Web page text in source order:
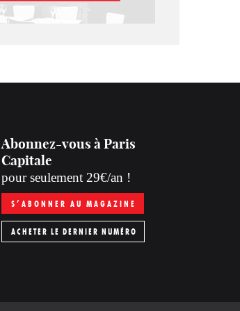
Abonnez-vous à Paris
Capitale
pour seulement 29€/an !
S’ABONNER AU MAGAZINE
ACHETER LE DERNIER NUMÉRO